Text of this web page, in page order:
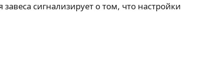
сигнализирует о том, что настройки